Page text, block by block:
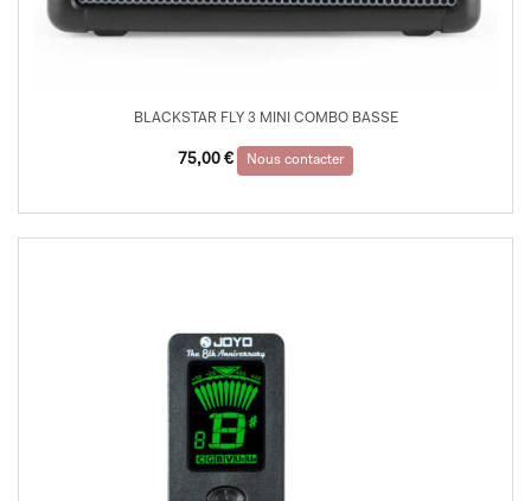
BLACKSTAR FLY 3 MINI COMBO BASSE
75,00 € Nous contacter